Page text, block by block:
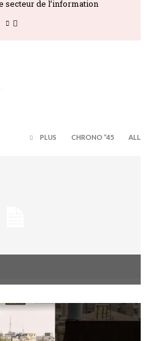
secteur de l’information.
ALL
45’’ CHRONO
PLUS